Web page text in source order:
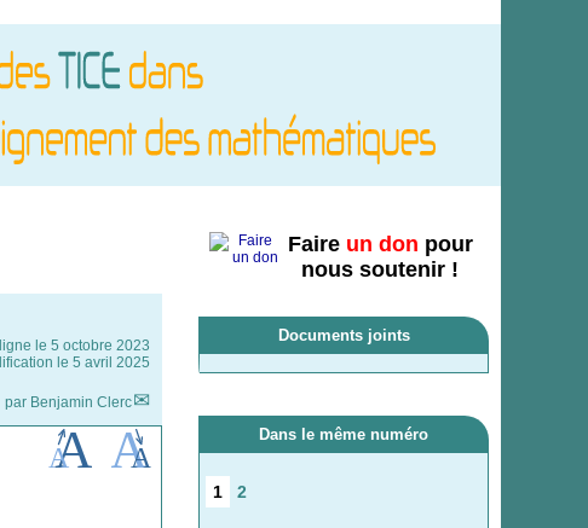
le 5 octobre 2023
le 5 avril 2025
par Benjamin Clerc
Faire un don pour
nous soutenir !
Documents joints
Dans le même numéro
1 2